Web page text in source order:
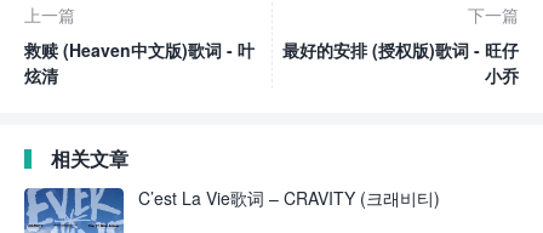
上一篇
救赎 (Heaven中文版)歌词 - 叶
炫清
下一篇
最好的安排 (授权版)歌词 - 旺仔
小乔
相关文章
C’est La Vie歌词 – CRAVITY (크래비티)